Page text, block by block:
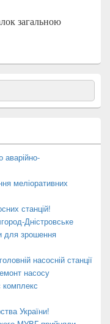
загальною
аварійно-
меліоративних
станцій!
Дністровське
для зрошення
насосній станції
насосу
комплекс
України!